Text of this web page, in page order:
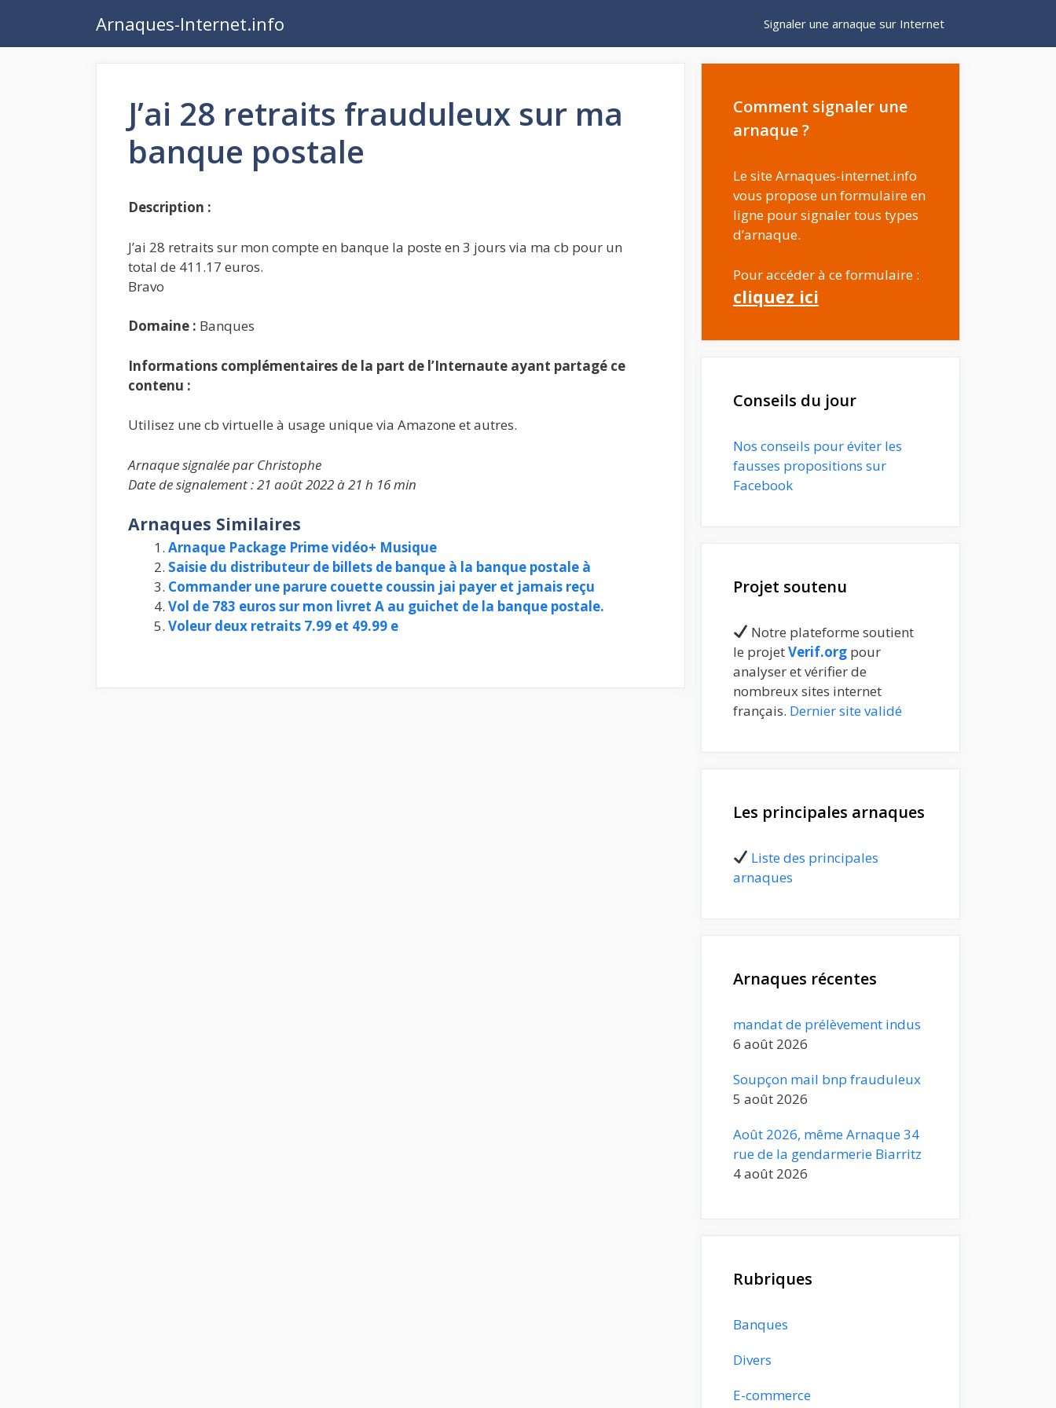
contenu
Arnaques-Internet.info Signaler une arnaque sur Internet
J’ai 28 retraits frauduleux sur ma
banque postale
Description :
J’ai 28 retraits sur mon compte en banque la poste en 3 jours via ma cb pour un
total de 411.17 euros.
Bravo
Domaine : Banques
Informations complémentaires de la part de l’Internaute ayant partagé ce
contenu :
Utilisez une cb virtuelle à usage unique via Amazone et autres.
Arnaque signalée par Christophe
Date de signalement : 21 août 2022 à 21 h 16 min
Arnaques Similaires
Arnaque Package Prime vidéo+ Musique
Saisie du distributeur de billets de banque à la banque postale à
Commander une parure couette coussin jai payer et jamais reçu
Vol de 783 euros sur mon livret A au guichet de la banque postale.
Voleur deux retraits 7.99 et 49.99 e
Comment signaler une
arnaque ?
Le site Arnaques-internet.info
vous propose un formulaire en
ligne pour signaler tous types
d’arnaque.
Pour accéder à ce formulaire :
cliquez ici
Conseils du jour
Nos conseils pour éviter les
fausses propositions sur
Facebook
Projet soutenu
Notre plateforme soutient
le projetVerif.org pour
analyser et vérifier de
nombreux sites internet
français. Dernier site validé
Les principales arnaques
Liste des principales
arnaques
Arnaques récentes
mandat de prélèvement indus
6 août 2026
Soupçon mail bnp frauduleux
5 août 2026
Août 2026, même Arnaque 34
rue de la gendarmerie Biarritz
4 août 2026
Rubriques
Banques
Divers
E-commerce